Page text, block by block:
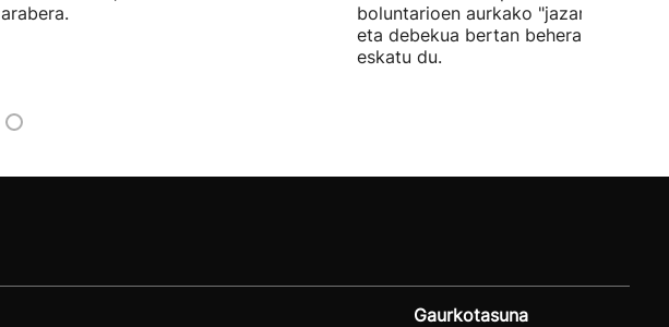
arabera.
boluntarioen aurkako "jazarpena"
eta debekua bertan behera uzteko
eskatu du.
Gaurkotasuna